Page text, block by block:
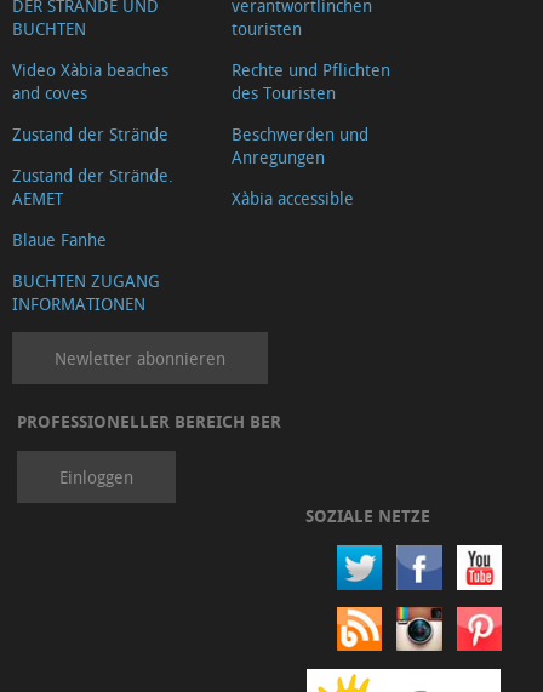
DER STRÄNDE UND
BUCHTEN
Video Xàbia beaches
and coves
Zustand der Strände
Zustand der Strände.
AEMET
Blaue Fanhe
BUCHTEN ZUGANG
INFORMATIONEN
verantwortlinchen
touristen
Rechte und Pflichten
des Touristen
Beschwerden und
Anregungen
Xàbia accessible
Newletter abonnieren
PROFESSIONELLER BEREICH BER
Einloggen
SOZIALE NETZE